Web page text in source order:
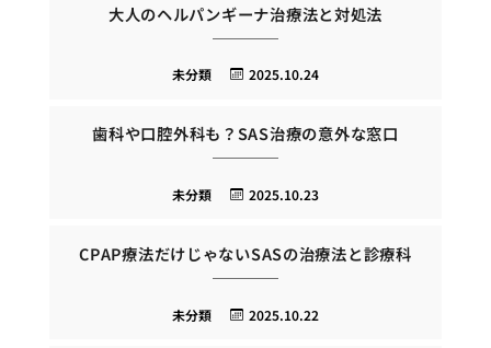
大人のヘルパンギーナ治療法と対処法
2025.10.24
未分類
歯科や口腔外科も？SAS治療の意外な窓口
2025.10.23
未分類
CPAP療法だけじゃないSASの治療法と診療科
2025.10.22
未分類